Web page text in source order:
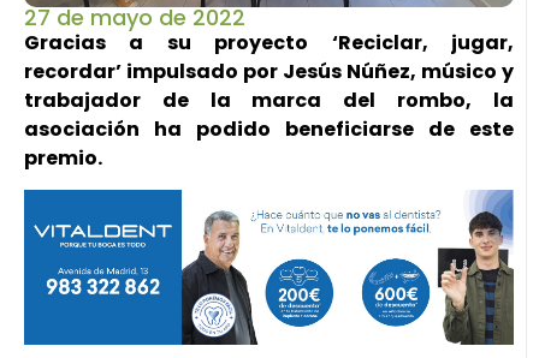
27 de mayo de 2022
Gracias a su proyecto ‘Reciclar, jugar,
recordar’ impulsado por Jesús Núñez, músico y
trabajador de la marca del rombo, la
asociación ha podido beneficiarse de este
premio.